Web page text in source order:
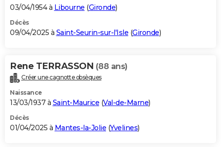
03/04/1954 à Libourne (Gironde)
Décès
09/04/2025 à Saint-Seurin-sur-l'Isle (Gironde)
Rene TERRASSON (88 ans)
Créer une cagnotte obsèques
Naissance
13/03/1937 à Saint-Maurice (Val-de-Marne)
Décès
01/04/2025 à Mantes-la-Jolie (Yvelines)